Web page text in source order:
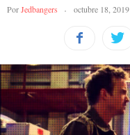
PorJedbangers octubre 18, 2019